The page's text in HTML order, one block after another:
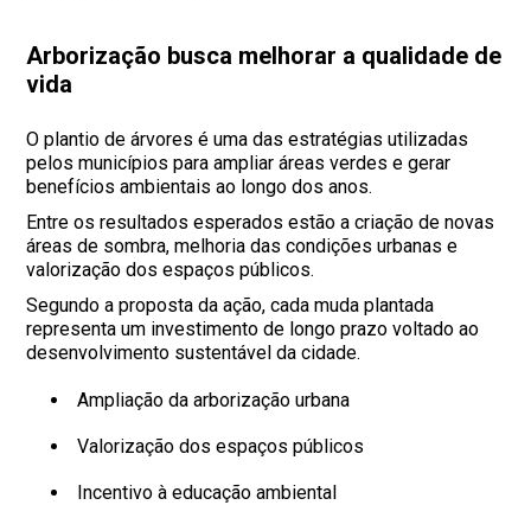
Arborização busca melhorar a qualidade de
vida
O plantio de árvores é uma das estratégias utilizadas
pelos municípios para ampliar áreas verdes e gerar
benefícios ambientais ao longo dos anos.
Entre os resultados esperados estão a criação de novas
áreas de sombra, melhoria das condições urbanas e
valorização dos espaços públicos.
Segundo a proposta da ação, cada muda plantada
representa um investimento de longo prazo voltado ao
desenvolvimento sustentável da cidade.
Ampliação da arborização urbana
Valorização dos espaços públicos
Incentivo à educação ambiental